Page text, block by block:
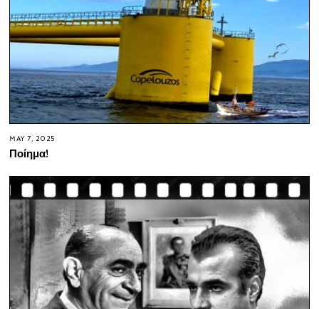
MAY 7, 2025
Ποίημα!